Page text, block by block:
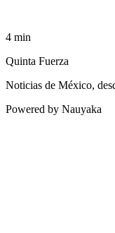
4 min
Quinta Fuerza
Noticias de México,
Powered by Nauyaka